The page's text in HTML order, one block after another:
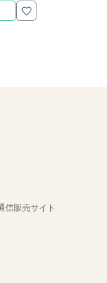
信販売サイト